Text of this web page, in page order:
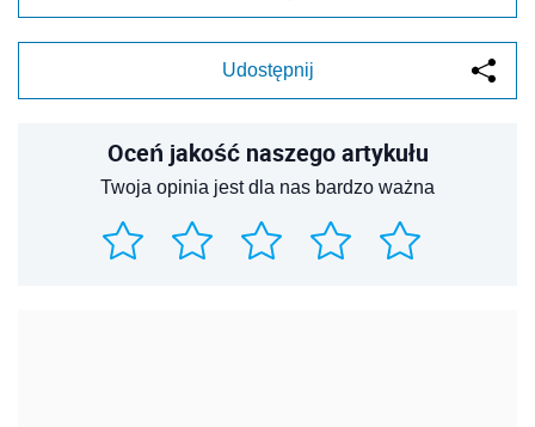
Udostępnij
Oceń jakość naszego artykułu
Twoja opinia jest dla nas bardzo ważna